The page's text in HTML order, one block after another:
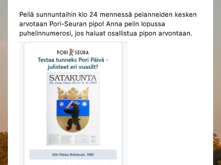
Peliä sunnuntaihin klo 24 mennessä pelanneiden kesken
arvotaan Pori-Seuran pipo! Anna pelin lopussa
puhelinnumerosi, jos haluat osallistua pipon arvontaan.